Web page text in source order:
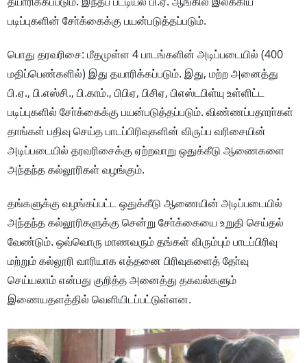
படிப்புகளின் சோ்க்கைக்கு பயன்படுத்தப்படும்.
பொது தரவரிசை: மீதமுள்ள 4 பாடங்களின் அடிப்படையில் (400
மதிப்பெண்களில்) இது தயாரிக்கப்படும். இது, மற்ற அனைத்து
பி.ஏ., பி.எஸ்சி., பி.காம்., பிபிஏ, பிசிஏ, பிஎஸ்டபிள்யு உள்ளிட்ட
படிப்புகளில் சோ்க்கைக்கு பயன்படுத்தப்படும். விண்ணப்பதாரா்கள்
தாங்கள் பதிவு செய்த பாடப்பிரிவுகளின் விருப்ப வரிசையின்
அடிப்படையில் தரவரிசைக்கு ஏற்றவாறு ஒதுக்கீடு ஆணைகளை
அந்தந்த கல்லூரிகள் வழங்கும்.
தங்களுக்கு வழங்கப்பட்ட ஒதுக்கீடு ஆணையின் அடிப்படையில்
அந்தந்த கல்லூரிகளுக்கு சென்று சோ்க்கையை உறுதி செய்தல்
வேண்டும். ஒவ்வொரு மாணவரும் தங்கள் விரும்பும் பாடப்பிரிவு
மற்றும் கல்லூரி வாரியாக எத்தனை பிரிவுகளைத் தோ்வு
செய்யலாம் என்பது குறித்த அனைத்து தகவல்களும்
இணையதளத்தில் வெளியிடப்பட்டுள்ளன.